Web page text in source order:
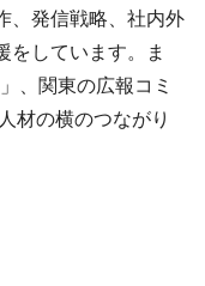
、発信戦略、社内外
をしています。ま
、関東の広報コミ
材の横のつながり